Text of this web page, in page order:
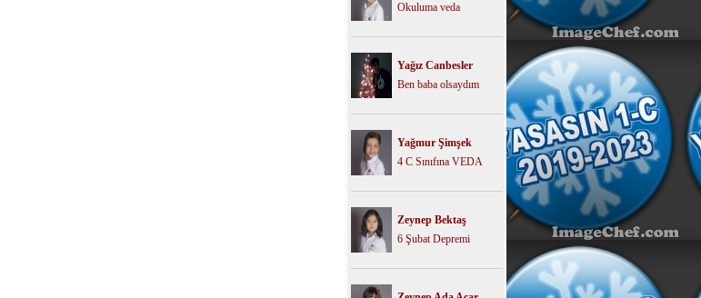
Okuluma veda
Yağız Canbesler
Ben baba olsaydım
Yağmur Şimşek
4 C Sınıfına VEDA
Zeynep Bektaş
6 Şubat Depremi